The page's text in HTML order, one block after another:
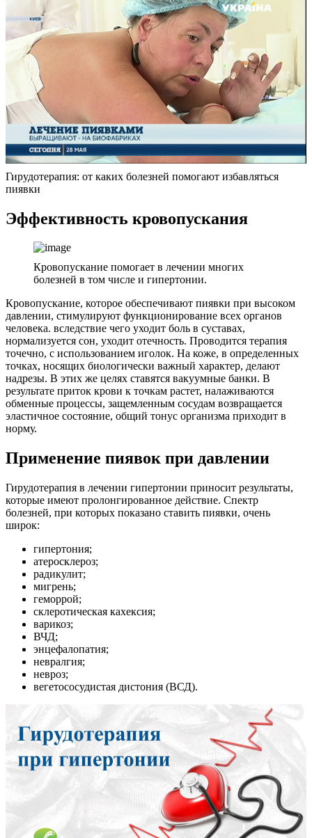
Гирудотерапия: от каких болезней помогают избавляться
пиявки
Эффективность кровопускания
Кровопускание помогает в лечении многих
болезней в том числе и гипертонии.
Кровопускание, которое обеспечивают пиявки при высоком
давлении, стимулируют функционирование всех органов
человека. вследствие чего уходит боль в суставах,
нормализуется сон, уходит отечность. Проводится терапия
точечно, с использованием иголок. На коже, в определенных
точках, носящих биологически важный характер, делают
надрезы. В этих же целях ставятся вакуумные банки. В
результате приток крови к точкам растет, налаживаются
обменные процессы, защемленным сосудам возвращается
эластичное состояние, общий тонус организма приходит в
норму.
Применение пиявок при давлении
Гирудотерапия в лечении гипертонии приносит результаты,
которые имеют пролонгированное действие. Спектр
болезней, при которых показано ставить пиявки, очень
широк:
гипертония;
атеросклероз;
радикулит;
мигрень;
геморрой;
склеротическая кахексия;
варикоз;
ВЧД;
энцефалопатия;
невралгия;
невроз;
вегетососудистая дистония (ВСД).